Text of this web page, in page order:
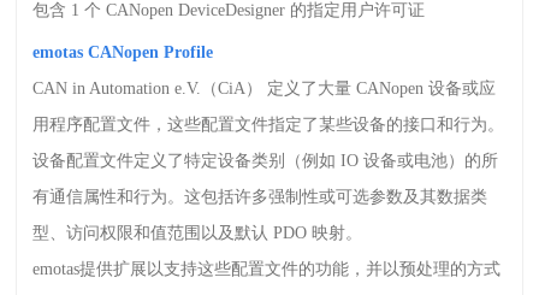
包含 1个CANopen DeviceDesigner 的指定用户许可证
emotas CANopen Profile
CAN in Automation e.V. （CiA） 定义了大量CANopen设备或应
用程序配置文件，这些配置文件指定了某些设备的接口和行为。
设备配置文件定义了特定设备类别（例如IO设备或电池）的所
有通信属性和行为。这包括许多强制性或可选参数及其数据类
型、访问权限和值范围以及默认PDO 映射。
emotas提供扩展以支持这些配置文件的功能，并以预处理的方式